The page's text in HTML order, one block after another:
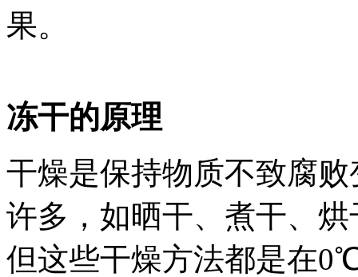
果。
冻干的原理
干燥是保持物质不致腐
许多，如晒干、煮干、
但这些干燥方法都是在